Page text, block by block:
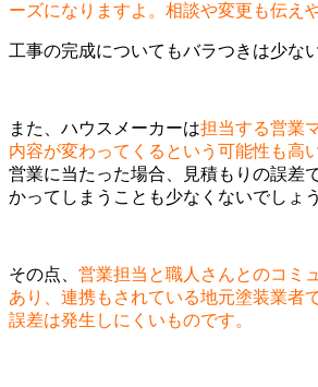
ーズになりますよ。相談や変更も伝え
工事の完成についてもバラつきは少な
また、ハウスメーカーは担当する営業
内容が変わってくるという可能性も高
営業に当たった場合、見積もりの誤差
かってしまうことも少なくないでしょう
その点、 営業担当と職人さんとのコミ
あり、連携もされている地元塗装業者
誤差は発生しにくいものです。